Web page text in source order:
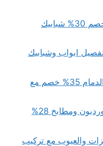
فني المنيوم القطيف والجبيل خصم 30% شبابيك
35% خصم تفصيل ابواب وشبابيك
تفصيل وتركيب ابواب المنيوم الدمام 35% خصم مع
فني المنيوم الدمام – ابواب اكورديون ومطابخ 28%
والعيوب مع تركيب